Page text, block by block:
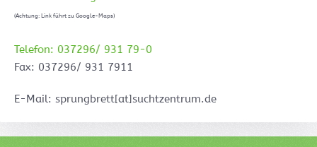
(Achtung: Link führt zu Google-Maps)
Telefon: 037296/ 931 79-0
Fax: 037296/ 931 7911
E-Mail: sprungbrett[at]suchtzentrum.de